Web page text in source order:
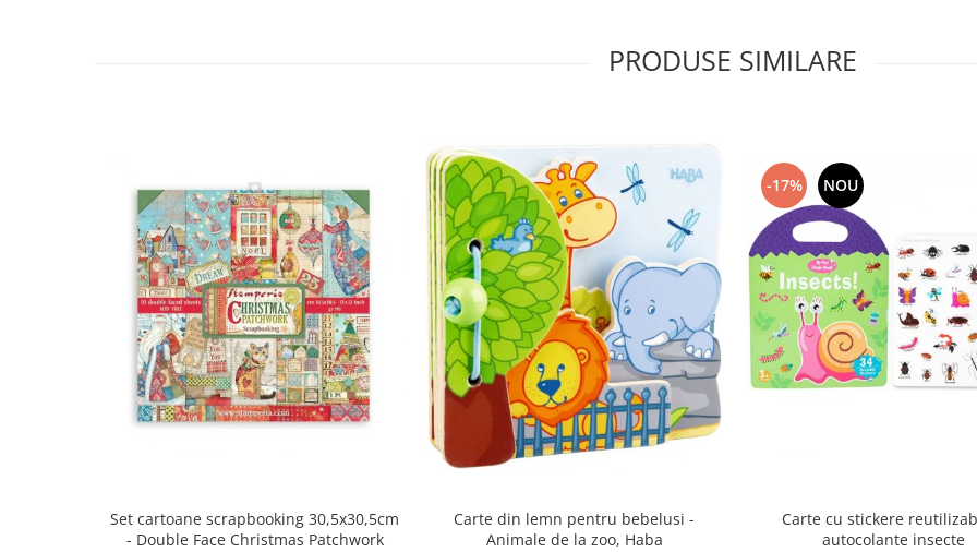
PRODUSE SIMILARE
Set cartoane scrapbooking 30,5х30,5cm
- Double Face Christmas Patchwork
Carte din lemn pentru bebelusi -
Animale de la zoo, Haba
-17% NOU
Carte cu stickere
autocolante insecte